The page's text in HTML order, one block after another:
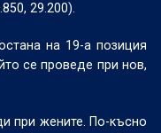
29.200).
на 19-а позиция
се проведе при нов,
при жените. По-късно